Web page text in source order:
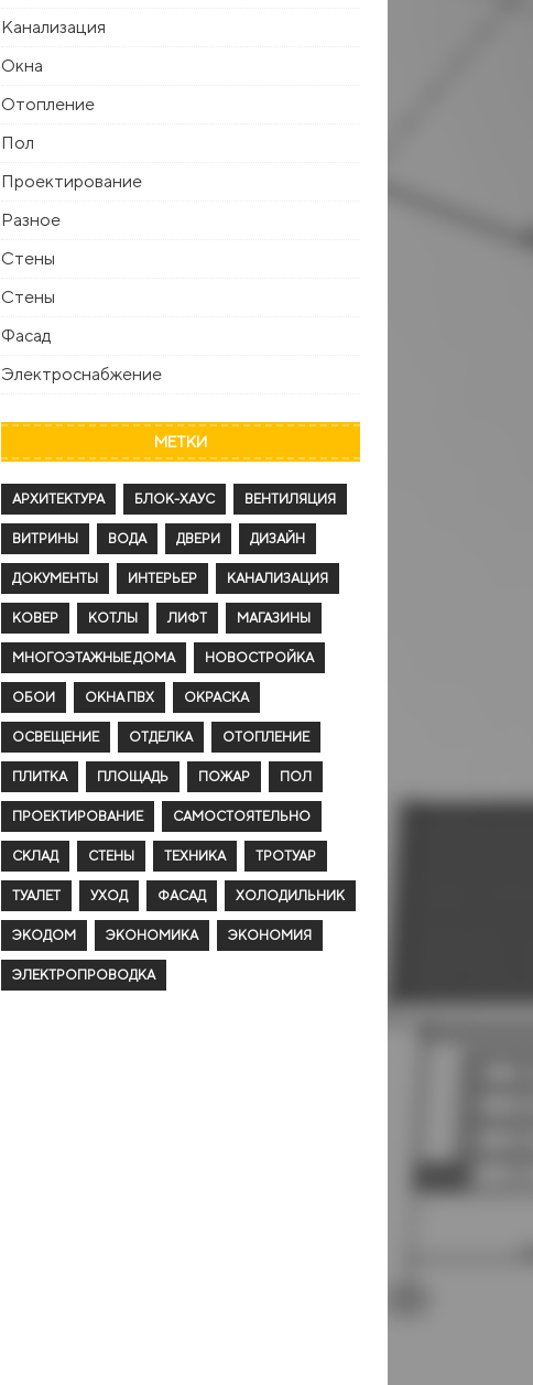
Канализация
Окна
Отопление
Пол
Проектирование
Разное
Стены
Стены
Фасад
Электроснабжение
МЕТКИ
АРХИТЕКТУРА БЛОК-ХАУС ВЕНТИЛЯЦИЯ
ВИТРИНЫ ВОДА ДВЕРИ ДИЗАЙН
ДОКУМЕНТЫ ИНТЕРЬЕР КАНАЛИЗАЦИЯ
КОВЕР КОТЛЫ ЛИФТ МАГАЗИНЫ
МНОГОЭТАЖНЫЕ ДОМА НОВОСТРОЙКА
ОБОИ ОКНА ПВХ ОКРАСКА
ОСВЕЩЕНИЕ ОТДЕЛКА ОТОПЛЕНИЕ
ПЛИТКА ПЛОЩАДЬ ПОЖАР ПОЛ
ПРОЕКТИРОВАНИЕ САМОСТОЯТЕЛЬНО
СКЛАД СТЕНЫ ТЕХНИКА ТРОТУАР
ТУАЛЕТ УХОД ФАСАД ХОЛОДИЛЬНИК
ЭКОДОМ ЭКОНОМИКА ЭКОНОМИЯ
ЭЛЕКТРОПРОВОДКА